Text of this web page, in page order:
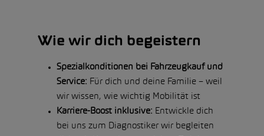
Wie wir dich begeistern
Spezialkonditionen bei Fahrzeugkauf und
Service: Für dich und deine Familie – weil
wir wissen, wie wichtig Mobilität ist
⁠Karriere-Boost inklusive: Entwickle dich
bei uns zum Diagnostiker wir begleiten